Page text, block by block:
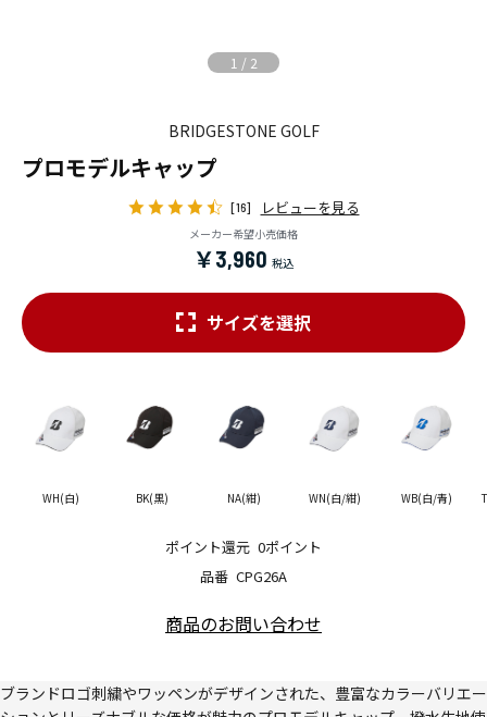
1 / 2
BRIDGESTONE GOLF
プロモデルキャップ
[16] レビューを見る
メーカー希望小売価格
￥3,960
品番 CPG26A
ポイント還元 0ポイント
サイズを選択
WH(白) BK(黒) NA(紺) WN(白/紺) WB(白/青)
商品のお問い合わせ
ブランドロゴ刺繍やワッペンがデザインされた、豊富なカラーバリエー